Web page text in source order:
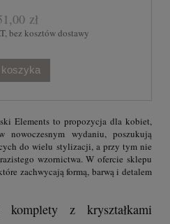
zł
bez kosztów dostawy
koszyka
Elements to propozycja dla kobiet,
wydaniu, poszukują
do wielu stylizacji, a przy tym nie
wzornictwa. W ofercie sklepu
zachwycają formą, barwą i detalem
z kryształkami